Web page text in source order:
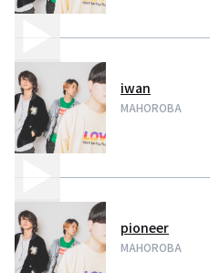
iwan
MAHOROBA
pioneer
MAHOROBA